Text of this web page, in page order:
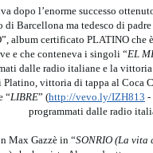
dopo l’enorme successo
Barcellona ma tedesco di
album certificato PLATINO
e che conteneva i singoli “EL
dalle radio italiane e la
Platino, vittoria di tappa al Coca
“LIBRE” (http://vevo.ly/IZH813 -
programmati dalle radio
Max Gazzè in “SONRIO (La vita